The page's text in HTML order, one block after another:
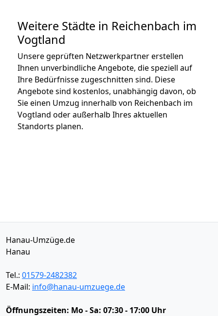
Weitere Städte in Reichenbach im
Vogtland
Unsere geprüften Netzwerkpartner erstellen
Ihnen unverbindliche Angebote, die speziell auf
Ihre Bedürfnisse zugeschnitten sind. Diese
Angebote sind kostenlos, unabhängig davon, ob
Sie einen Umzug innerhalb von Reichenbach im
Vogtland oder außerhalb Ihres aktuellen
Standorts planen.
Hanau-Umzüge.de
Hanau
Tel.: 01579-2482382
E-Mail: info@hanau-umzuege.de
Öffnungszeiten: Mo - Sa: 07:30 - 17:00 Uhr